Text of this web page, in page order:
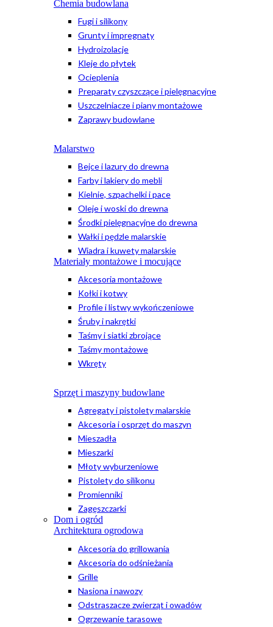
Chemia budowlana
Fugi i silikony
Grunty i impregnaty
Hydroizolacje
Kleje do płytek
Ocieplenia
Preparaty czyszczące i pielęgnacyjne
Uszczelniacze i piany montażowe
Zaprawy budowlane
Malarstwo
Bejce i lazury do drewna
Farby i lakiery do mebli
Kielnie, szpachelki i pace
Oleje i woski do drewna
Środki pielęgnacyjne do drewna
Wałki i pędzle malarskie
Wiadra i kuwety malarskie
Materiały montażowe i mocujące
Akcesoria montażowe
Kołki i kotwy
Profile i listwy wykończeniowe
Śruby i nakrętki
Taśmy i siatki zbrojące
Taśmy montażowe
Wkręty
Sprzęt i maszyny budowlane
Agregaty i pistolety malarskie
Akcesoria i osprzęt do maszyn
Mieszadła
Mieszarki
Młoty wyburzeniowe
Pistolety do silikonu
Promienniki
Zagęszczarki
Dom i ogród
Architektura ogrodowa
Akcesoria do grillowania
Akcesoria do odśnieżania
Grille
Nasiona i nawozy
Odstraszacze zwierząt i owadów
Ogrzewanie tarasowe